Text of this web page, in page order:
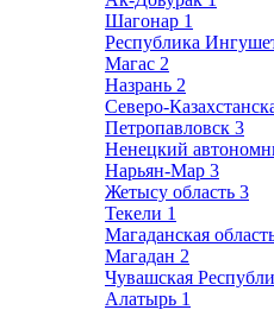
Шагонар 1
Республика
Магас 2
Назрань 2
Северо-
Петропавловск 3
Ненецкий
Нарьян-Мар 3
Жетысу область 3
Текели 1
Магаданская
Магадан 2
Чувашская
Алатырь 1